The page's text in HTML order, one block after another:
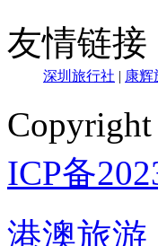
友情链接
深圳旅行社 | 康辉
ICP备
港澳旅游